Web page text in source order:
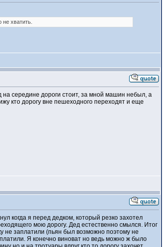
хватить.
на середине дороги стоит, за мной машин небыл, а
кто дорогу вне пешеходного переходят и еще
когда я перед дедком, который резко захотел
мою дорогу. Дед естественно смылся. Итог
не заплатили (пьян был возможно поэтому не
Я конечно виноват но ведь можно ж было